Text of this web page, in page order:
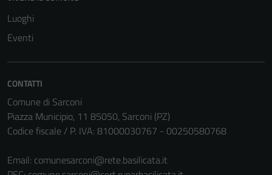
Luoghi
Eventi
CONTATTI
Comune di Sarconi
Piazza Municipio, 11 85050, Sarconi (PZ)
Codice fiscale / P. IVA: 81000030767 - 00250580768
Email: comunesarconi@rete.basilicata.it